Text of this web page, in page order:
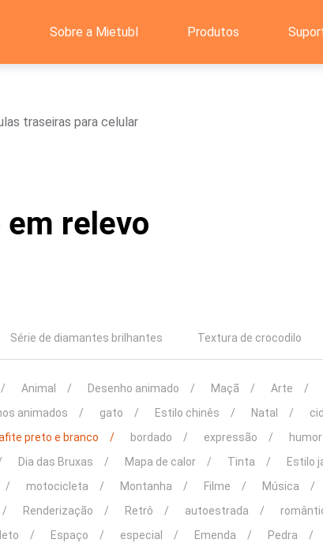
Sobre a Mietubl Produtos
traseiras para celular
relevo
Série de diamantes brilhantes Textura de crocodilo
Animal Desenho animado Maçã Arte
animados gato Estilo chinês Natal
preto e branco bordado expressão humor
Dia das Bruxas Mapa de calor Tinta Estilo
motocicleta Montanha Filme Música
Renderização Retrô autoestrada
Espaço especial Emenda Pedra